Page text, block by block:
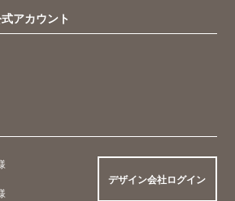
アカウント
デザイン会社ログイン